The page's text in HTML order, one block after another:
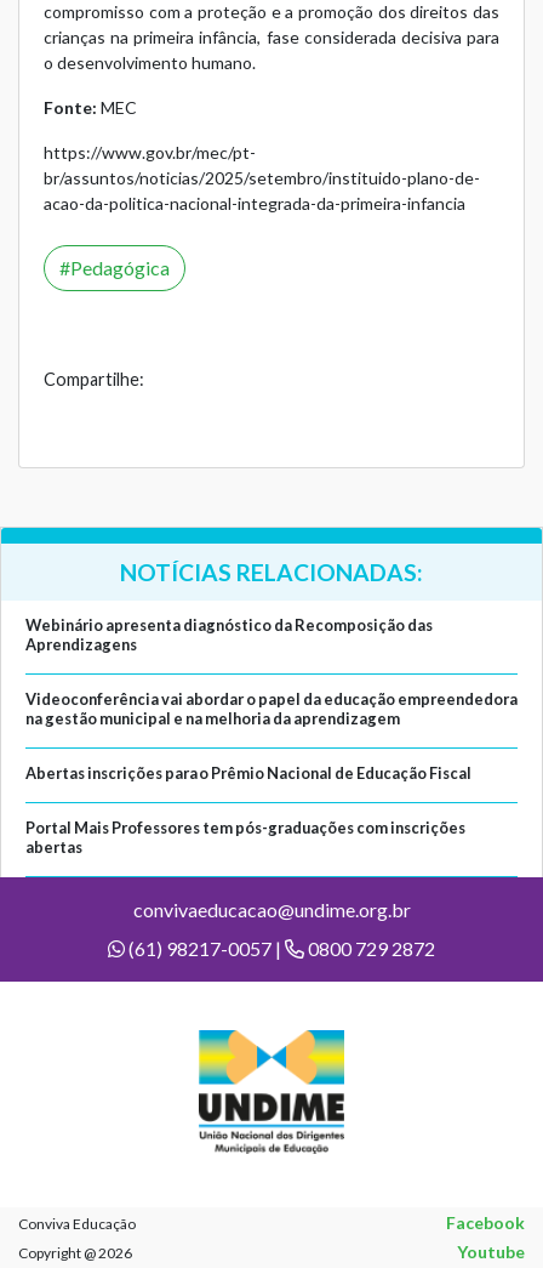
compromisso com a proteção e a promoção dos direitos das
crianças na primeira infância, fase considerada decisiva para
o desenvolvimento humano.
Fonte: MEC
https://www.gov.br/mec/pt-
br/assuntos/noticias/2025/setembro/instituido-plano-de-
acao-da-politica-nacional-integrada-da-primeira-infancia
Pedagógica
Compartilhe:
NOTÍCIAS RELACIONADAS:
Webinário apresenta diagnóstico da Recomposição das
Aprendizagens
Videoconferência vai abordar o papel da educação empreendedora
na gestão municipal e na melhoria da aprendizagem
Abertas inscrições para o Prêmio Nacional de Educação Fiscal
Portal Mais Professores tem pós-graduações com inscrições
abertas
convivaeducacao@undime.org.br
(61) 98217-0057 |
0800 729 2872
Conviva Educação Facebook
Copyright @ 2026 Youtube